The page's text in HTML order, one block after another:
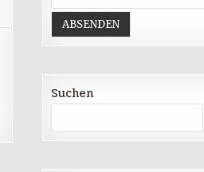
ABSENDEN
Suchen